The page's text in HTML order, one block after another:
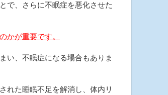
で、さらに不眠症を悪化させた
かが重要です。
い、不眠症になる場合もありま
れた睡眠不足を解消し、体内リ